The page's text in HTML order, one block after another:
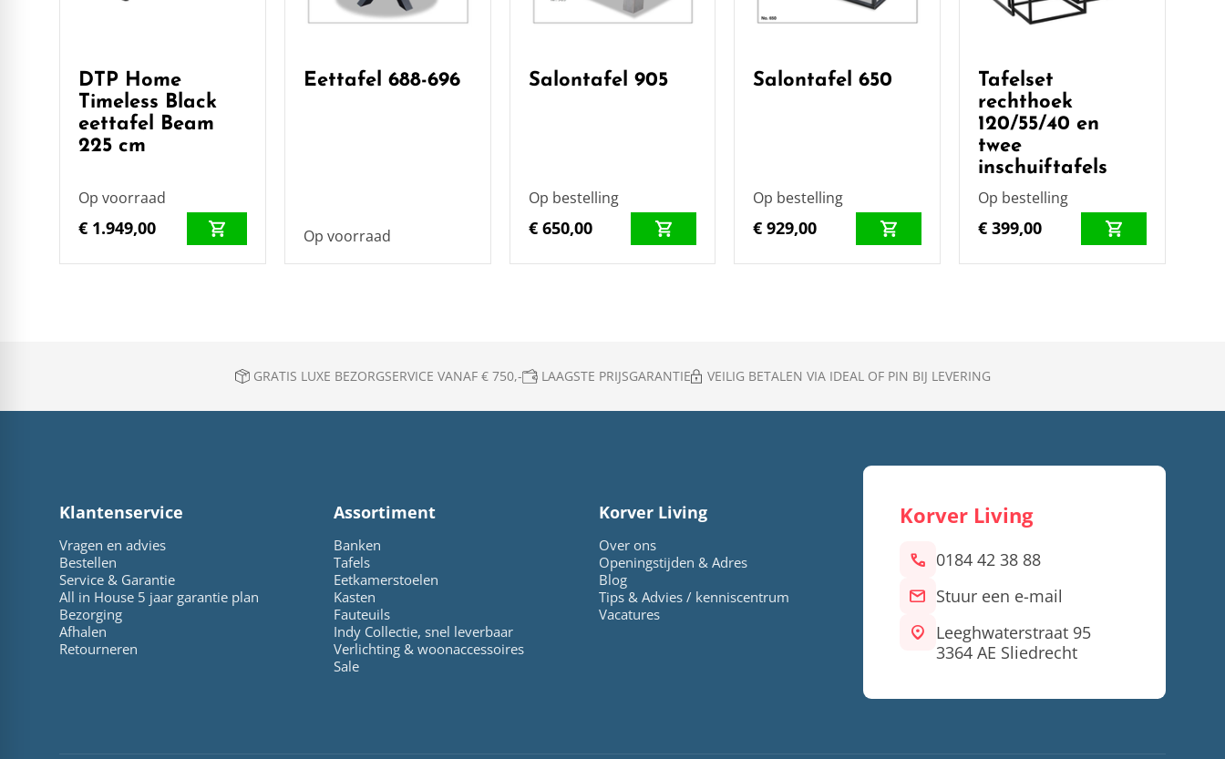
DTP Home
Timeless Black
eettafel Beam
225 cm
Op voorraad
€ 1.949,00
Eettafel 688-696
Op voorraad
Salontafel 905
Op bestelling
€ 650,00
Salontafel 650
Op bestelling
€ 929,00
Tafelset
rechthoek
120/55/40 en
twee
inschuiftafels
Op bestelling
€ 399,00
GRATIS LUXE BEZORGSERVICE VANAF € 750,- LAAGSTE PRIJSGARANTIE VEILIG BETALEN VIA IDEAL OF PIN BIJ LEVERING
Klantenservice
Vragen en advies
Bestellen
Service & Garantie
All in House 5 jaar garantie plan
Bezorging
Afhalen
Retourneren
Assortiment
Banken
Tafels
Eetkamerstoelen
Kasten
Fauteuils
Indy Collectie, snel leverbaar
Verlichting & woonaccessoires
Sale
Korver Living
Over ons
Openingstijden & Adres
Blog
Tips & Advies / kenniscentrum
Vacatures
Korver Living
call 0184 42 38 88
mail Stuur een e-mail
location_on Leeghwaterstraat 95
3364 AE Sliedrecht